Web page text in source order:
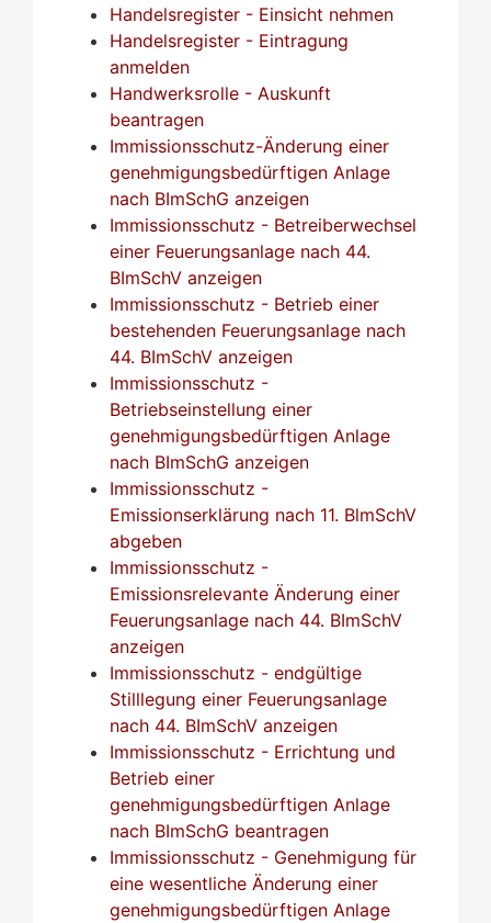
Handelsregister - Einsicht nehmen
Handelsregister - Eintragung
anmelden
Handwerksrolle - Auskunft
beantragen
Immissionsschutz-Änderung einer
genehmigungsbedürftigen Anlage
nach BImSchG anzeigen
Immissionsschutz - Betreiberwechsel
einer Feuerungsanlage nach 44.
BImSchV anzeigen
Immissionsschutz - Betrieb einer
bestehenden Feuerungsanlage nach
44. BImSchV anzeigen
Immissionsschutz -
Betriebseinstellung einer
genehmigungsbedürftigen Anlage
nach BImSchG anzeigen
Immissionsschutz -
Emissionserklärung nach 11. BlmSchV
abgeben
Immissionsschutz -
Emissionsrelevante Änderung einer
Feuerungsanlage nach 44. BImSchV
anzeigen
Immissionsschutz - endgültige
Stilllegung einer Feuerungsanlage
nach 44. BImSchV anzeigen
Immissionsschutz - Errichtung und
Betrieb einer
genehmigungsbedürftigen Anlage
nach BImSchG beantragen
Immissionsschutz - Genehmigung für
eine wesentliche Änderung einer
genehmigungsbedürftigen Anlage